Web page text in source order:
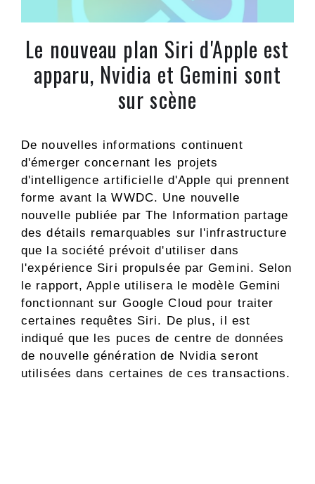
Le nouveau plan Siri d'Apple est
apparu, Nvidia et Gemini sont
sur scène
De nouvelles informations continuent
d'émerger concernant les projets
d'intelligence artificielle d'Apple qui prennent
forme avant la WWDC. Une nouvelle
nouvelle publiée par The Information partage
des détails remarquables sur l'infrastructure
que la société prévoit d'utiliser dans
l'expérience Siri propulsée par Gemini. Selon
le rapport, Apple utilisera le modèle Gemini
fonctionnant sur Google Cloud pour traiter
certaines requêtes Siri. De plus, il est
indiqué que les puces de centre de données
de nouvelle génération de Nvidia seront
utilisées dans certaines de ces transactions.